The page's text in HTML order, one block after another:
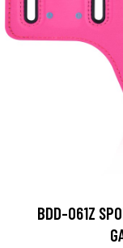
BDD-061Z